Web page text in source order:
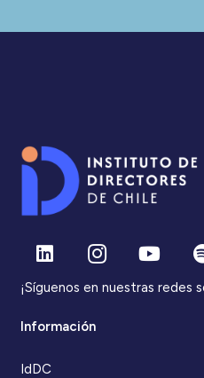
¡Síguenos en nuestras redes
Información
IdDC